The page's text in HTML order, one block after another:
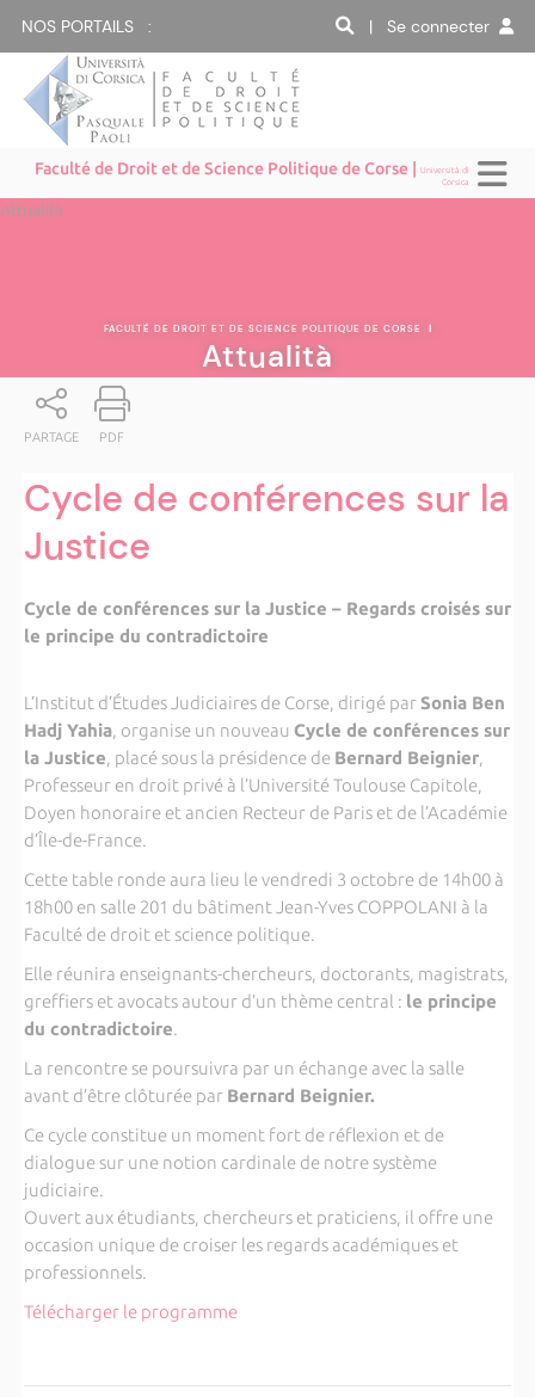
NOS PORTAILS : | Se connecter
Faculté de Droit et de Science Politique de Corse |Università di
Corsica
Attualità
FACULTÉ DE DROIT ET DE SCIENCE POLITIQUE DE CORSE |
Attualità
PARTAGE PDF
Cycle de conférences sur la
Justice
Cycle de conférences sur la Justice – Regards croisés sur
le principe du contradictoire
L’Institut d’Études Judiciaires de Corse, dirigé par Sonia Ben
Hadj Yahia, organise un nouveau Cycle de conférences sur
la Justice, placé sous la présidence de Bernard Beignier,
Professeur en droit privé à l’Université Toulouse Capitole,
Doyen honoraire et ancien Recteur de Paris et de l’Académie
d’Île-de-France.
Cette table ronde aura lieu le vendredi 3 octobre de 14h00 à
18h00 en salle 201 du bâtiment Jean-Yves COPPOLANI à la
Faculté de droit et science politique.
Elle réunira enseignants-chercheurs, doctorants, magistrats,
greffiers et avocats autour d’un thème central : le principe
du contradictoire.
La rencontre se poursuivra par un échange avec la salle
avant d’être clôturée par Bernard Beignier.
Ce cycle constitue un moment fort de réflexion et de
dialogue sur une notion cardinale de notre système
judiciaire.
Ouvert aux étudiants, chercheurs et praticiens, il offre une
occasion unique de croiser les regards académiques et
professionnels.
Télécharger le programme